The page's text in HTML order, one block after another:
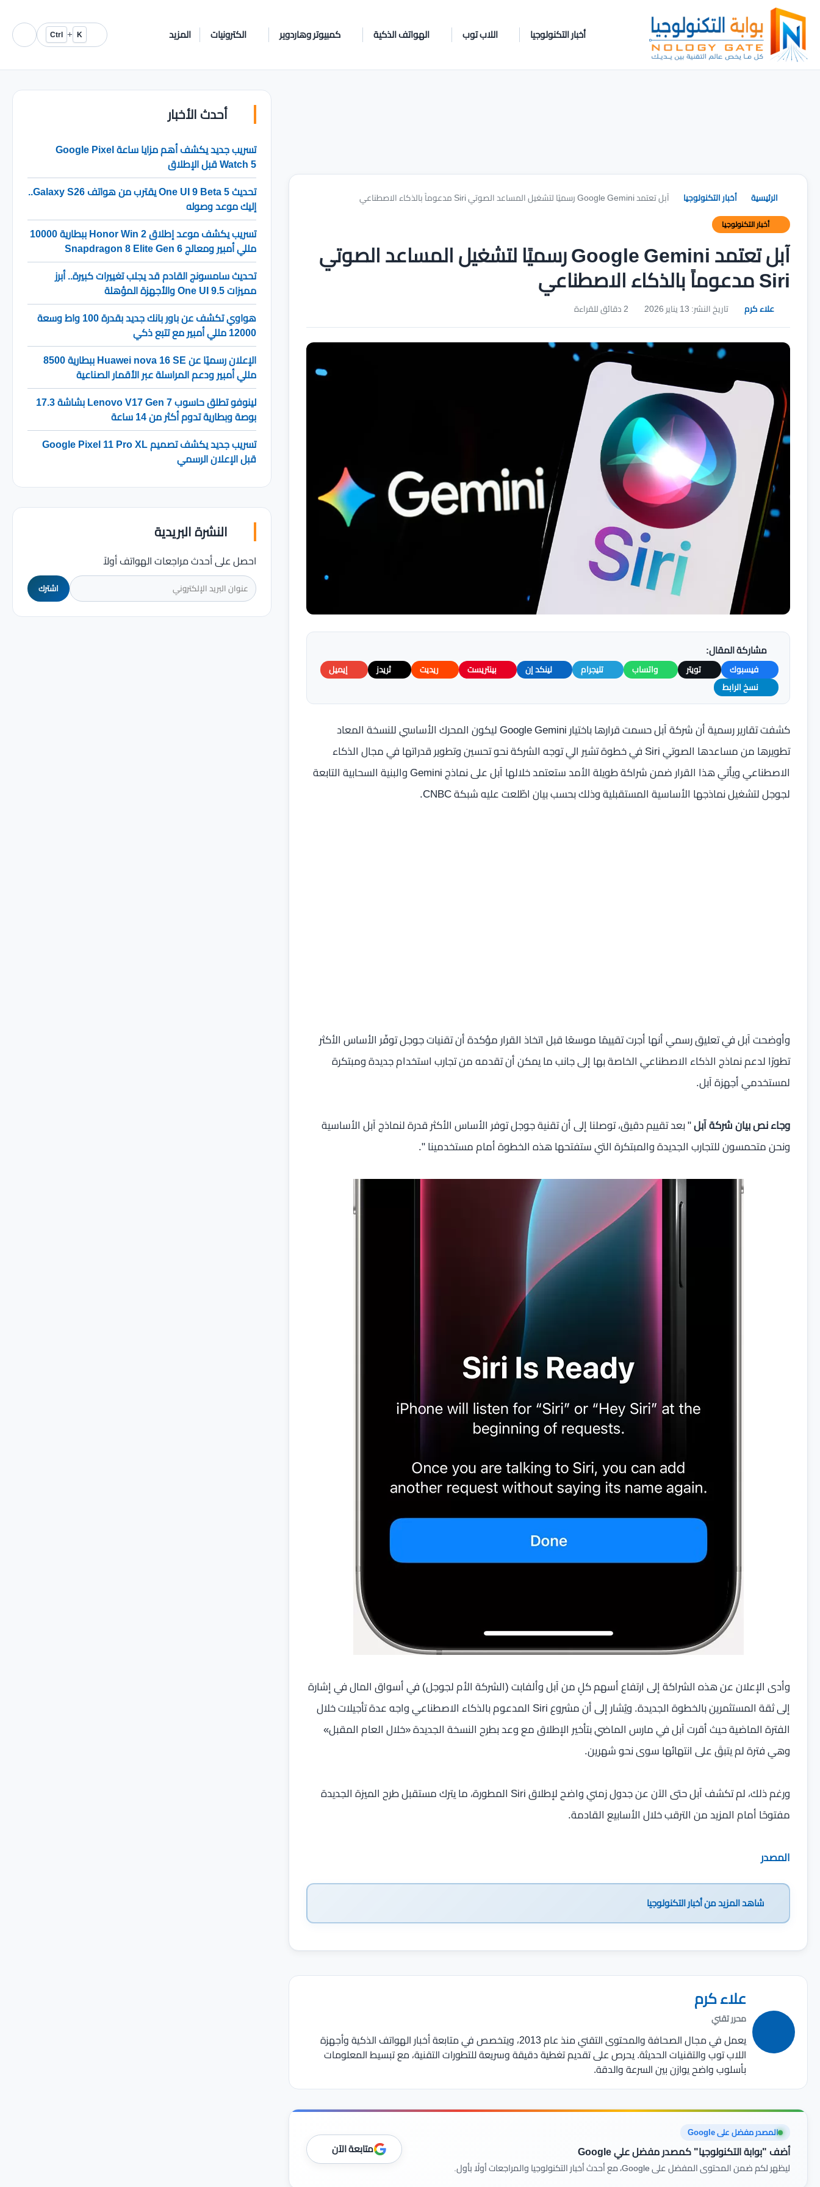
أخبار التكنولوجيا اللاب توب الهواتف الذكية كمبيوتر وهاردوير الكترونيات المزيد K
+
Ctrl
الرئيسية أخبار التكنولوجيا آبل تعتمد Google Gemini رسميًا لتشغيل المساعد الصوتي Siri مدعوماً بالذكاء الاصطناعي
أخبار التكنولوجيا
آبل تعتمد Google Gemini رسميًا لتشغيل المساعد الصوتي
Siri مدعوماً بالذكاء الاصطناعي
علاء كرم تاريخ النشر: 13 يناير 2026
مشاركة المقال:
فيسبوك تويتر واتساب تليجرام لينكد إن بينتريست ريديت ثريدز
إيميل
نسخ الرابط
كشفت تقارير رسمية أن شركة آبل حسمت قرارها باختيار Google Gemini ليكون المحرك الأساسي للنسخة المعاد
تطويرها من مساعدها الصوتي Siri في خطوة تشير الي توجه الشركة نحو تحسين وتطوير قدراتها في مجال الذكاء
الاصطناعي ويأتي هذا القرار ضمن شراكة طويلة الأمد ستعتمد خلالها آبل على نماذج Gemini والبنية السحابية التابعة
لجوجل لتشغيل نماذجها الأساسية المستقبلية وذلك بحسب بيان اطّلعت عليه شبكة CNBC.
وأوضحت آبل في تعليق رسمي أنها أجرت تقييمًا موسعًا قبل اتخاذ القرار مؤكدة أن تقنيات جوجل توفّر الأساس الأكثر
تطورًا لدعم نماذج الذكاء الاصطناعي الخاصة بها إلى جانب ما يمكن أن تقدمه من تجارب استخدام جديدة ومبتكرة
لمستخدمي أجهزة آبل.
وجاء نص بيان شركة آبل" بعد تقييم دقيق، توصلنا إلى أن تقنية جوجل توفر الأساس الأكثر قدرة لنماذج آبل الأساسية
ونحن متحمسون للتجارب الجديدة والمبتكرة التي ستفتحها هذه الخطوة أمام مستخدمينا ".
وأدى الإعلان عن هذه الشراكة إلى ارتفاع أسهم كلٍ من آبل وألفابت (الشركة الأم لجوجل) في أسواق المال في إشارة
إلى ثقة المستثمرين بالخطوة الجديدة. ويُشار إلى أن مشروع Siri المدعوم بالذكاء الاصطناعي واجه عدة تأجيلات خلال
الفترة الماضية حيث أقرت آبل في مارس الماضي بتأخير الإطلاق مع وعد بطرح النسخة الجديدة «خلال العام المقبل»
وهي فترة لم يتبقَ على انتهائها سوى نحو شهرين.
ورغم ذلك، لم تكشف آبل حتى الآن عن جدول زمني واضح لإطلاق Siri المطورة، ما يترك مستقبل طرح الميزة الجديدة
مفتوحًا أمام المزيد من الترقب خلال الأسابيع القادمة.
المصدر
شاهد المزيد منأخبار التكنولوجيا
علاء كرم
محرر تقني
يعمل في مجال الصحافة والمحتوى التقني منذ عام 2013، ويتخصص في متابعة أخبار الهواتف الذكية وأجهزة
اللاب توب والتقنيات الحديثة. يحرص على تقديم تغطية دقيقة وسريعة للتطورات التقنية، مع تبسيط المعلومات
بأسلوب واضح يوازن بين السرعة والدقة.
المصدر مفضل على Google
أضف "بوابة التكنولوجيا" كمصدر مفضل علي Google
ليظهر لكم ضمن المحتوى المفضل على Google، مع أحدث أخبار التكنولوجيا والمراجعات أولًا بأول.
متابعة الآن
أحدث الأخبار
تسريب جديد يكشف أهم مزايا ساعة Google Pixel
Watch 5 قبل الإطلاق
تحديث One UI 9 Beta 5 يقترب من هواتف Galaxy S26..
إليك موعد وصوله
تسريب يكشف موعد إطلاق Honor Win 2 ببطارية 10000
مللي أمبير ومعالج Snapdragon 8 Elite Gen 6
تحديث سامسونج القادم قد يجلب تغييرات كبيرة.. أبرز
مميزات One UI 9.5 والأجهزة المؤهلة
هواوي تكشف عن باور بانك جديد بقدرة 100 واط وسعة
12000 مللي أمبير مع تتبع ذكي
الإعلان رسميًا عن Huawei nova 16 SE ببطارية 8500
مللي أمبير ودعم المراسلة عبر الأقمار الصناعية
لينوفو تطلق حاسوب Lenovo V17 Gen 7 بشاشة 17.3
بوصة وبطارية تدوم أكثر من 14 ساعة
تسريب جديد يكشف تصميم Google Pixel 11 Pro XL
قبل الإعلان الرسمي
النشرة البريدية
احصل على أحدث مراجعات الهواتف أولاً
اشترك